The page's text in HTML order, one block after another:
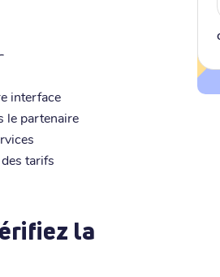
interface
le partenaire
tarifs
la